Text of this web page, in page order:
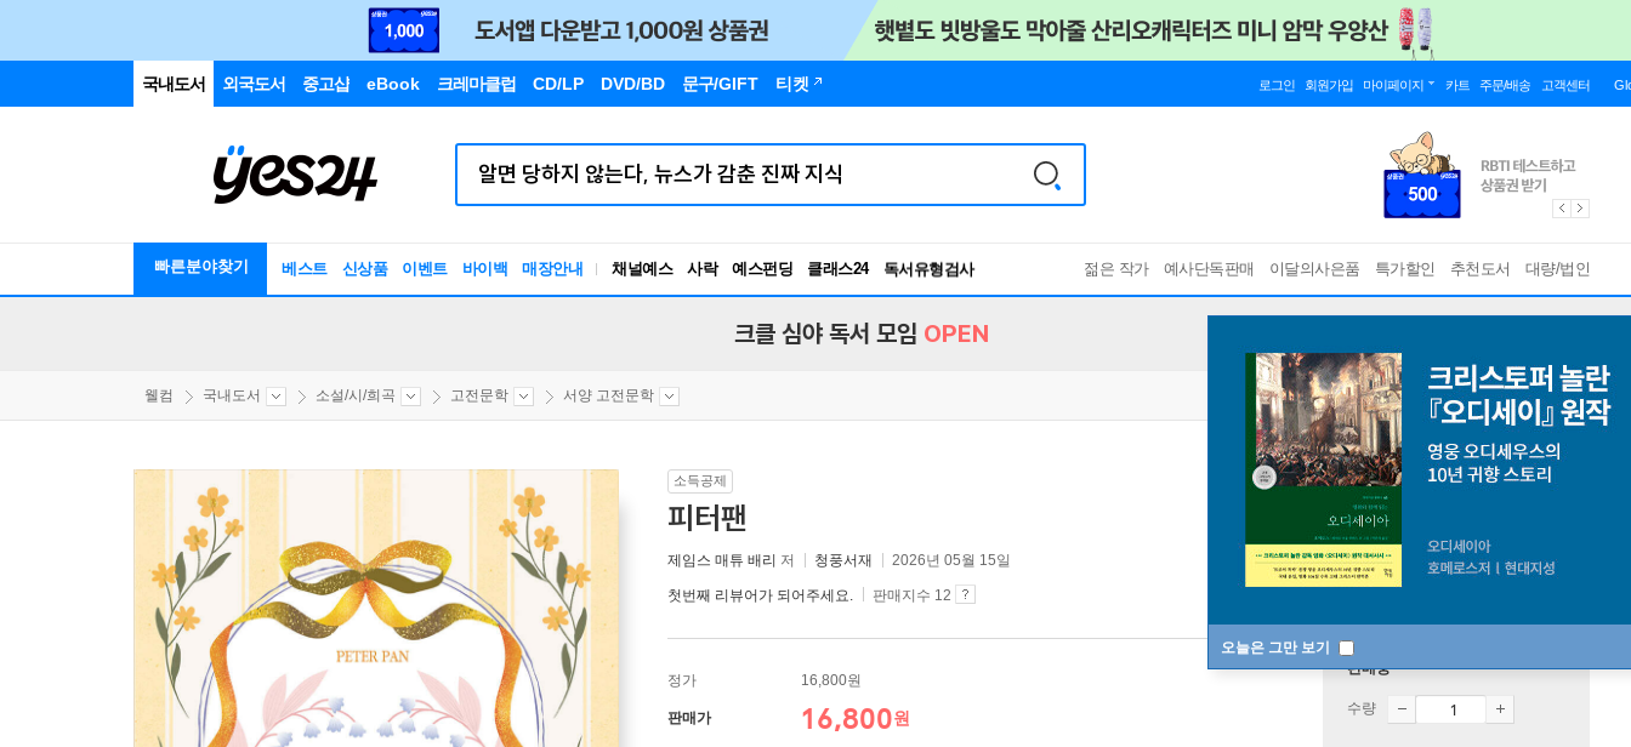
국내도서 외국도서 중고샵 eBook 크레마클럽 CD/LP DVD/BD 문구/GIFT 티켓 로그인 회원가입 마이페이지 카트 주문/배송 고객센터
빠른분야찾기 베스트 신상품 이벤트 바이백 매장안내 채널예스 사락 예스펀딩 클래스24
독서유형검사
RBTI Lab
젊은 작가 예사단독판매 이달의사은품 특가할인 추천도서 대량/법인
오늘은 그만 보기
크클 심야 독서 모임 OPEN
웰컴 국내도서 소설/시/희곡 고전문학 서양 고전문학
소득공제
피터팬
제임스 매튜 배리 저 청풍서재 2026년 05월 15일
첫번째 리뷰어가 되어주세요. 판매지수 12
정가 16,800원
판매가 16,800원
판매중
수량